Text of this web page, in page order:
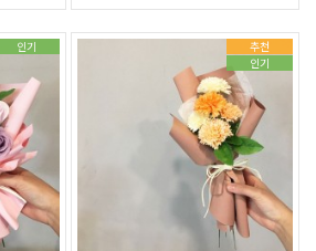
인기
추천
인기